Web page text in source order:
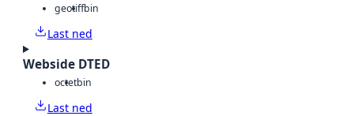
geotiffbin
Last ned
Webside DTED
octetbin
Last ned